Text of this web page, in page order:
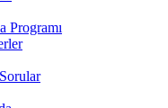
Programı